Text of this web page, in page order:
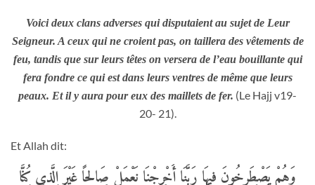
Voici deux clans adverses qui disputaient au sujet de Leur
Seigneur. A ceux qui ne croient pas, on taillera des vêtements de
feu, tandis que sur leurs têtes on versera de l’eau bouillante qui
fera fondre ce qui est dans leurs ventres de même que leurs
peaux. Et il y aura pour eux des maillets de fer. (Le Hajj v19-
20- 21).
Et Allah dit:
وَهُمْ يَصْطَرِخُونَ فِيهَا رَبَّنَا أَخْرِجْنَا نَعْمَلْ صَالِحًا غَيْرَ الَّذِي كُنَّا